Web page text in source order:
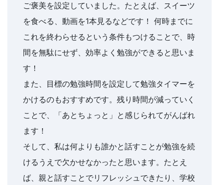
ご褒美を設定していました。たとえば、スイーツ
を食べる、動画を1本見るなどです！ 何時までに
これを終わらせるという条件もつけることで、時
間を無駄にせず、効率よく勉強ができると思いま
す！
また、目標の勉強時間を設定して勉強タイマーを
かけるのもおすすめです。残り時間が減っていく
ことで、「あとちょっと」と感じられてがんばれ
ます！
そして、私は何よりも誰かと話すことが勉強を続
けるうえで欠かせなかったと思います。たとえ
ば、親と話すことでリフレッシュできたり、学校